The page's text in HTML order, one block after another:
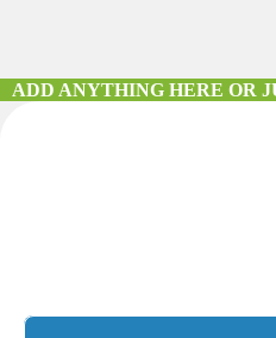
ADD ANYTHING HERE OR